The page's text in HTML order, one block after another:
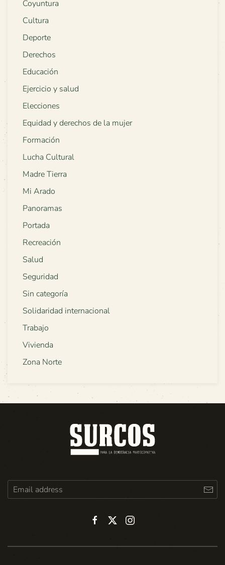
Coyuntura
Cultura
Deporte
Derechos
Educación
Ejercicio y salud
Elecciones
Equidad y derechos de la mujer
Formación
Lucha Cultural
Madre Tierra
Mi Arado
Panoramas
Portada
Recreación
Salud
Seguridad
Sin categoría
Solidaridad internacional
Trabajo
Vivienda
Zona Norte